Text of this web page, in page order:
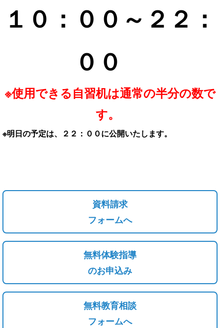
１０：００～２２：
０ ０
※使用できる自習机は通常の半分の数で
す。
※明日の予定は、２２：００に公開いたします。
資料請求
フォームへ
無料体験指導
のお申込み
無料教育相談
フォームへ